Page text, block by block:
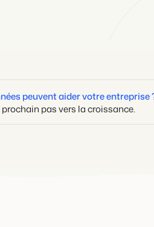
peuvent aider votre entreprise
pas vers la croissance.